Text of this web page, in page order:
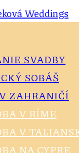
Weddings
SVADBY
SOBÁŠ
ZAHRANIČÍ
V RÍME
V
NA CYPRE